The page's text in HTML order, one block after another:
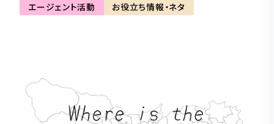
エージェント活動 お役立ち情報・ネタ